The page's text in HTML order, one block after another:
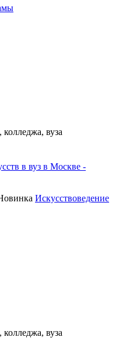
вуза
Искусствоведение
вуза